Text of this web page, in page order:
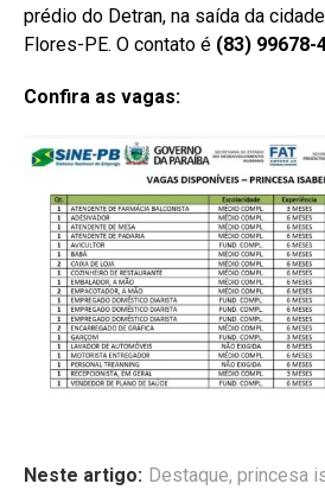
prédio do Detran, na saída da
Flores-PE. O contato é (83) 99678-
Confira as vagas:
Neste artigo: Destaque, princesa